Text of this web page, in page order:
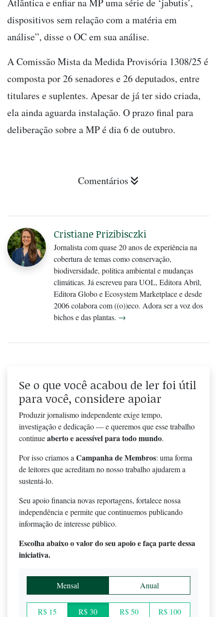
dispositivos sem relação com a matéria em
análise”, disse o OC em sua análise.
A Comissão Mista da Medida Provisória 1308/25 é
composta por 26 senadores e 26 deputados, entre
titulares e suplentes. Apesar de já ter sido criada,
ela ainda aguarda instalação. O prazo final para
deliberação sobre a MP é dia 6 de outubro.
Comentários
Cristiane Prizibisczki
Jornalista com quase 20 anos de experiência na
cobertura de temas como conservação,
biodiversidade, política ambiental e mudanças
climáticas. Já escreveu para UOL, Editora Abril,
Editora Globo e Ecosystem Marketplace e desde
2006 colabora com ((o))eco. Adora ser a voz dos
bichos e das plantas. →
Se o que você acabou de ler foi útil
para você, considere apoiar
Produzir jornalismo independente exige tempo,
investigação e dedicação — e queremos que esse trabalho
continueaberto e acessível para todo mundo.
Por isso criamos a Campanha de Membros: uma forma
de leitores que acreditam no nosso trabalho ajudarem a
sustentá-lo.
Seu apoio financia novas reportagens, fortalece nossa
independência e permite que continuemos publicando
informação de interesse público.
Escolha abaixo o valor do seu apoio e faça parte dessa
iniciativa.
Mensal Anual
R$ 15 R$ 30 R$ 50 R$ 100